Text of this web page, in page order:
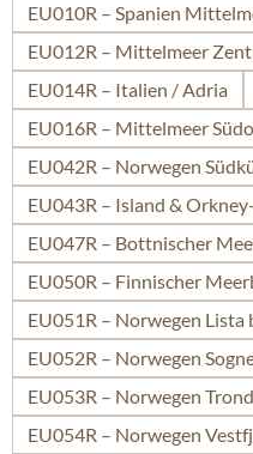
EU010R – Spanien
EU012R – Mittelmeer
EU014R – Italien / Adria
EU016R – Mittelmeer
EU042R – Norwegen
EU043R – Island &
EU047R – Bottnischer
EU050R – Finnischer
EU051R – Norwegen Lista
EU052R – Norwegen
EU053R – Norwegen
EU054R – Norwegen